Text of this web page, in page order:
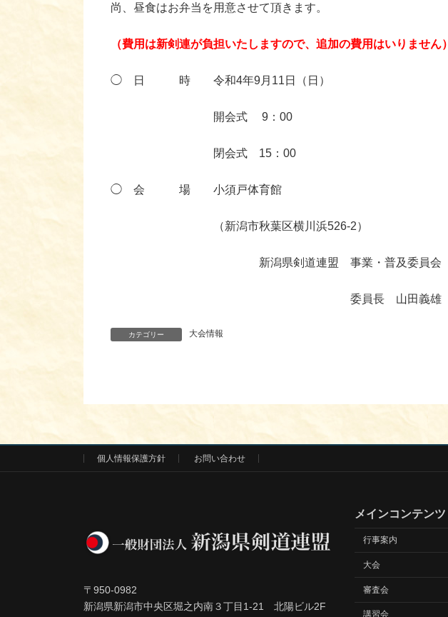
尚、昼食はお弁当を用意させて頂きます。
（費用は新剣連が負担いたしますので、追加の費用はいりません）
◯ 日 時 令和4年9月11日（日）
開会式 9：00
閉会式 15：00
◯ 会 場 小須戸体育館
（新潟市秋葉区横川浜526-2）
新潟県剣道連盟 事業・普及委員会
委員長 山田義雄
カテゴリー 大会情報
個人情報保護方針 お問い合わせ
〒950-0982
新潟県新潟市中央区堀之内南３丁目1-21 北陽ビル2F
メインコンテンツ
行事案内
大会
審査会
講習会